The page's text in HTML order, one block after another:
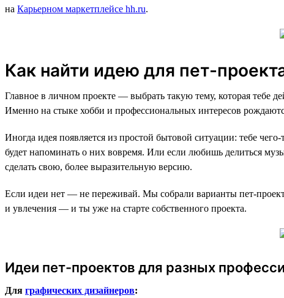
на Карьерном маркетплейсе hh.ru.
Как найти идею для пет-
Главное в личном проекте — выбрать такую тему, которая тебе
Именно на стыке хобби и профессиональных интересов
Иногда идея появляется из простой бытовой ситуации: тебе
будет напоминать о них вовремя. Или если любишь делиться
сделать свою, более выразительную версию.
Если идеи нет — не переживай. Мы собрали варианты пет-
и увлечения — и ты уже на старте собственного проекта.
Идеи пет-проектов для разных
Для графических дизайнеров: